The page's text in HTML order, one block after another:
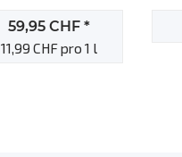
59,95 CHF *
11,99 CHF pro 1 l